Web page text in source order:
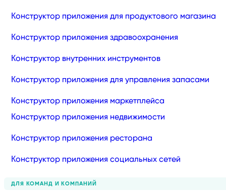
Конструктор приложения для продуктового магазина
Конструктор приложения здравоохранения
Конструктор внутренних инструментов
Конструктор приложения для управления запасами
Конструктор приложения маркетплейса
Конструктор приложения недвижимости
Конструктор приложения ресторана
Конструктор приложения социальных сетей
ДЛЯ КОМАНД И КОМПАНИЙ